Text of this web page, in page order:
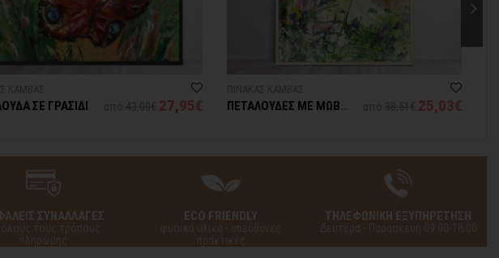
ΣΕ ΓΡΑΣΙΔΙ 27,95€
ΠΕΤΑΛΟΥΔΕΣ ΜΕ ΜΩΒ
25,03€
ΣΥΝΑΛΛΑΓΕΣ
τους τρόπους
πληρωμής
ECO FRIENDLY
φυσικά υλικά - υπεύθυνες
πρακτικές
ΤΗΛΕΦΩΝΙΚΗ ΕΞΥΠΗΡΕΤΗΣΗ
Δευτέρα - Παρασκευή 09:00-18:00